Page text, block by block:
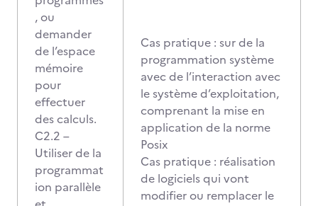
, ou
demander
de l’espace
mémoire
pour
effectuer
des calculs.
C2.2 –
Utiliser de la
programmat
ion parallèle
Cas pratique : sur de la
programmation système
avec de l’interaction avec
le système d’exploitation,
comprenant la mise en
application de la norme
Posix
Cas pratique : réalisation
de logiciels qui vont
modifier ou remplacer le